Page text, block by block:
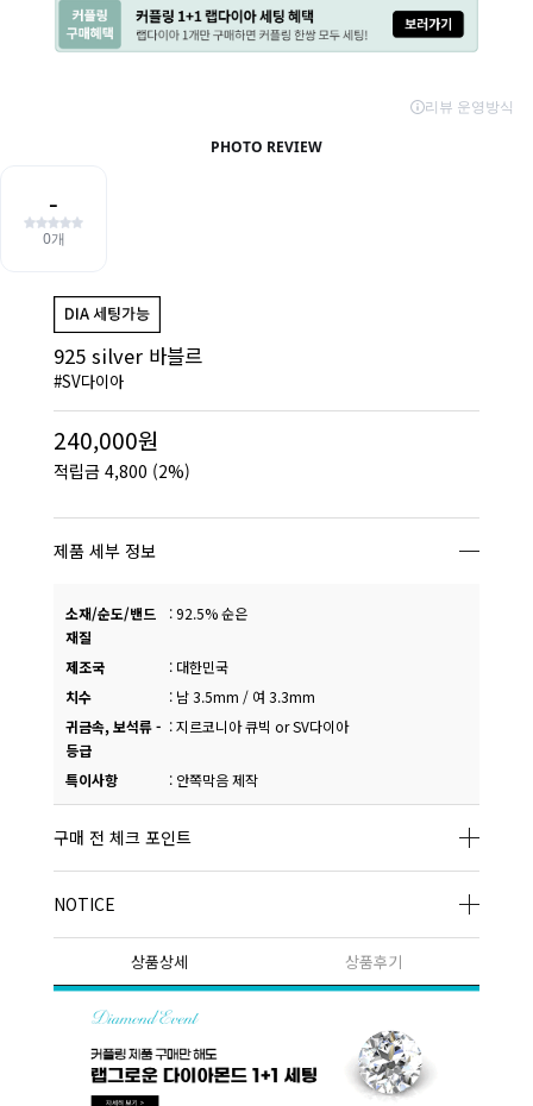
925 silver 바블르
#SV다이아
240,000원
적립금 4,800 (2%)
제품 세부 정보
소재/순도/밴드
재질
:92.5% 순은
제조국 : 대한민국
치수
: 남 3.5mm / 여 3.3mm
귀금속, 보석류 -
등급
:지르코니아 큐빅 or SV다이아
특이사항 : 안쪽막음 제작
구매 전 체크 포인트
NOTICE
상품상세 상품후기